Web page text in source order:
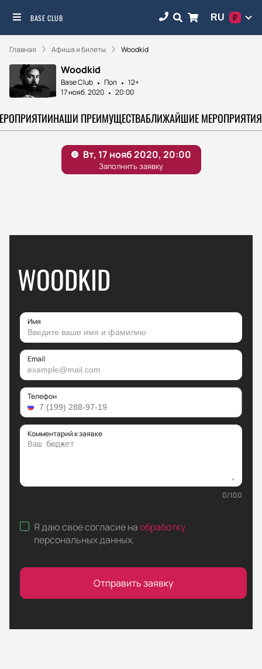
BASE CLUB RU ₽
Главная Афиша и билеты Woodkid
Woodkid
Base Club Поп
12+
17 нояб. 2020
20:00
НАШИ ПРЕИМУЩЕСТВАБЛИЖАЙШИЕ МЕРОПРИЯТИЯ
WOODKID
Имя
Email
Телефон
Комментарий к заявке
0/100
Я даю свое согласие наобработку
персональных данных.
Отправить заявку